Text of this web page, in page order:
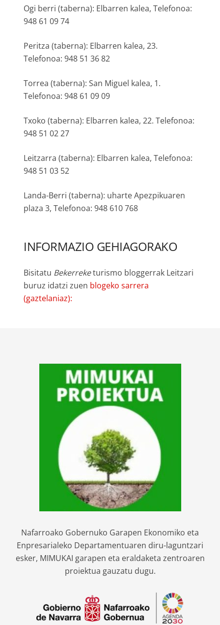
Ogi berri (taberna): Elbarren kalea, Telefonoa:
948 61 09 74
Peritza (taberna): Elbarren kalea, 23.
Telefonoa: 948 51 36 82
Torrea (taberna): San Miguel kalea, 1.
Telefonoa: 948 61 09 09
Txoko (taberna): Elbarren kalea, 22. Telefonoa:
948 51 02 27
Leitzarra (taberna): Elbarren kalea, Telefonoa:
948 51 03 52
Landa-Berri (taberna): uharte Apezpikuaren
plaza 3, Telefonoa: 948 610 768
INFORMAZIO GEHIAGORAKO
Bisitatu Bekerreketurismo bloggerrak Leitzari
buruz idatzi zuen blogeko sarrera
(gaztelaniaz):
Nafarroako Gobernuko Garapen Ekonomiko eta
Enpresarialeko Departamentuaren diru-laguntzari
esker, MIMUKAI garapen eta eraldaketa zentroaren
proiektua gauzatu dugu.